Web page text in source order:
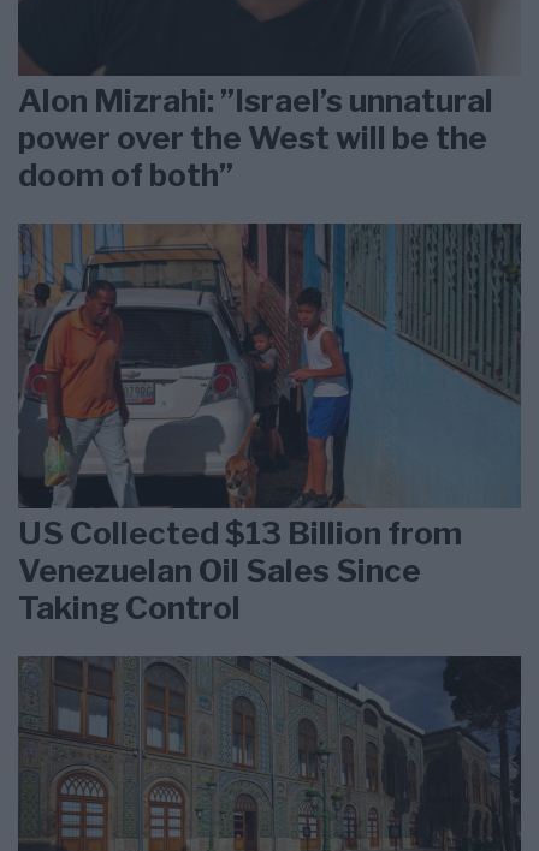
Alon Mizrahi: ”Israel’s unnatural
power over the West will be the
doom of both”
US Collected $13 Billion from
Venezuelan Oil Sales Since
Taking Control